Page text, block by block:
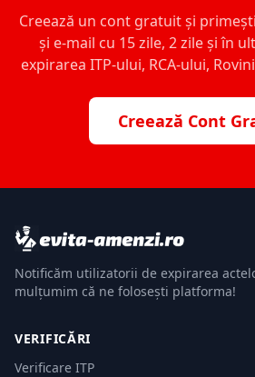
Creează un cont gratuit și
și e-mail cu 15 zile, 2 zile și în
expirarea ITP-ului, RCA-ului,
Creează Cont
Notificăm utilizatorii de expirarea
mulțumim că ne folosești platforma!
VERIFICĂRI
Verificare ITP